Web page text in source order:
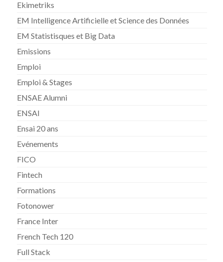
Ekimetriks
EM Intelligence Artificielle et Science des Données
EM Statistisques et Big Data
Emissions
Emploi
Emploi & Stages
ENSAE Alumni
ENSAI
Ensai 20 ans
Evénements
FICO
Fintech
Formations
Fotonower
France Inter
French Tech 120
Full Stack